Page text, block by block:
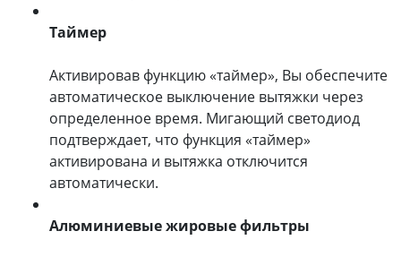
Таймер
Активировав функцию «таймер», Вы обеспечите
автоматическое выключение вытяжки через
определенное время. Мигающий светодиод
подтверждает, что функция «таймер»
активирована и вытяжка отключится
автоматически.
Алюминиевые жировые фильтры